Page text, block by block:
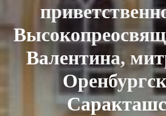
Валентина,